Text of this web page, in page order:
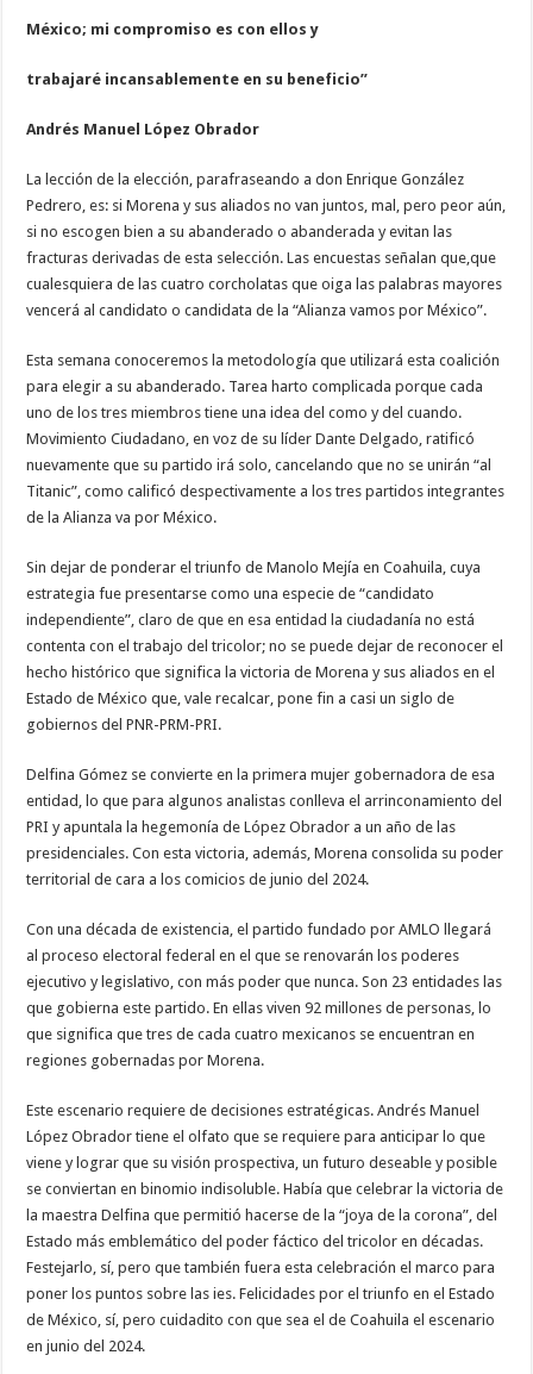
México; mi compromiso es con ellos y
trabajaré incansablemente en su beneficio”
Andrés Manuel López Obrador
La lección de la elección, parafraseando a don Enrique González
Pedrero, es: si Morena y sus aliados no van juntos, mal, pero peor aún,
si no escogen bien a su abanderado o abanderada y evitan las
fracturas derivadas de esta selección. Las encuestas señalan que,que
cualesquiera de las cuatro corcholatas que oiga las palabras mayores
vencerá al candidato o candidata de la “Alianza vamos por México”.
Esta semana conoceremos la metodología que utilizará esta coalición
para elegir a su abanderado. Tarea harto complicada porque cada
uno de los tres miembros tiene una idea del como y del cuando.
Movimiento Ciudadano, en voz de su líder Dante Delgado, ratificó
nuevamente que su partido irá solo, cancelando que no se unirán “al
Titanic”, como calificó despectivamente a los tres partidos integrantes
de la Alianza va por México.
Sin dejar de ponderar el triunfo de Manolo Mejía en Coahuila, cuya
estrategia fue presentarse como una especie de “candidato
independiente”, claro de que en esa entidad la ciudadanía no está
contenta con el trabajo del tricolor; no se puede dejar de reconocer el
hecho histórico que significa la victoria de Morena y sus aliados en el
Estado de México que, vale recalcar, pone fin a casi un siglo de
gobiernos del PNR-PRM-PRI.
Delfina Gómez se convierte en la primera mujer gobernadora de esa
entidad, lo que para algunos analistas conlleva el arrinconamiento del
PRI y apuntala la hegemonía de López Obrador a un año de las
presidenciales. Con esta victoria, además, Morena consolida su poder
territorial de cara a los comicios de junio del 2024.
Con una década de existencia, el partido fundado por AMLO llegará
al proceso electoral federal en el que se renovarán los poderes
ejecutivo y legislativo, con más poder que nunca. Son 23 entidades las
que gobierna este partido. En ellas viven 92 millones de personas, lo
que significa que tres de cada cuatro mexicanos se encuentran en
regiones gobernadas por Morena.
Este escenario requiere de decisiones estratégicas. Andrés Manuel
López Obrador tiene el olfato que se requiere para anticipar lo que
viene y lograr que su visión prospectiva, un futuro deseable y posible
se conviertan en binomio indisoluble. Había que celebrar la victoria de
la maestra Delfina que permitió hacerse de la “joya de la corona”, del
Estado más emblemático del poder fáctico del tricolor en décadas.
Festejarlo, sí, pero que también fuera esta celebración el marco para
poner los puntos sobre las ies. Felicidades por el triunfo en el Estado
de México, sí, pero cuidadito con que sea el de Coahuila el escenario
en junio del 2024.